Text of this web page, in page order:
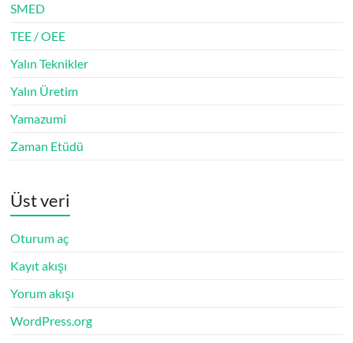
SMED
TEE / OEE
Yalın Teknikler
Yalın Üretim
Yamazumi
Zaman Etüdü
Üst veri
Oturum aç
Kayıt akışı
Yorum akışı
WordPress.org